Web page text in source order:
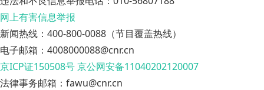
网上有害信息举报
新闻热线：400-800-0088（节目覆盖热线）
电子邮箱：4008000088@cnr.cn
京ICP证150508号京公网安备11040202120007
法律事务邮箱：fawu@cnr.cn